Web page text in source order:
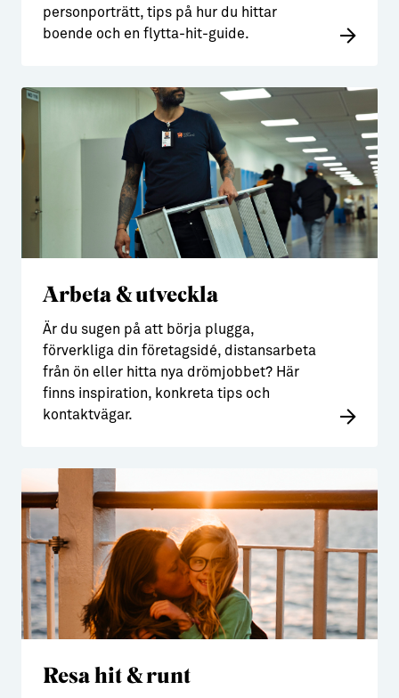
personporträtt, tips på hur du hittar
boende och en flytta-hit-guide.
Arbeta & utveckla
Är du sugen på att börja plugga,
förverkliga din företagsidé, distansarbeta
från ön eller hitta nya drömjobbet? Här
finns inspiration, konkreta tips och
kontaktvägar.
Resa hit & runt